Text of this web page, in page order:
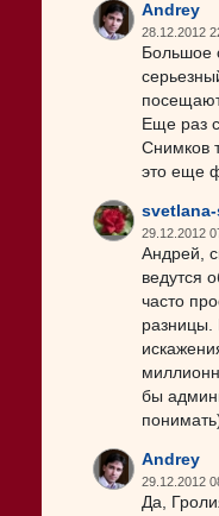
Andrey
28.12.2012
Большое
Еще раз
Снимков
это еще
29.12.2012
Андрей,
ведутся
часто
разницы.
бы
Andrey
29.12.2012
Да,